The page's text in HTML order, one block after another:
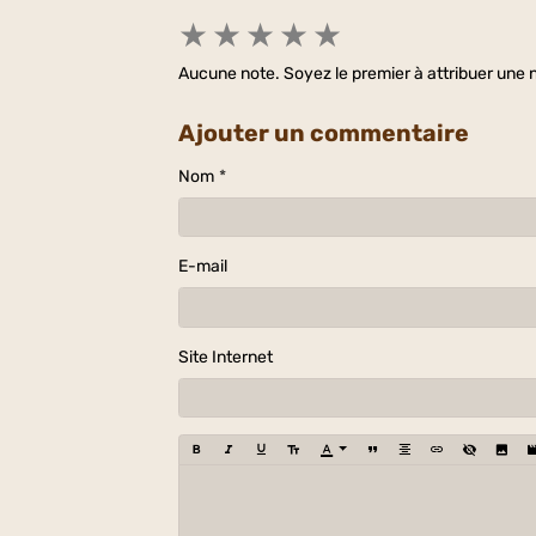
★ ★ ★ ★ ★
Aucune note. Soyez le premier à attribuer une
Ajouter un commentaire
Nom
E-mail
Site Internet